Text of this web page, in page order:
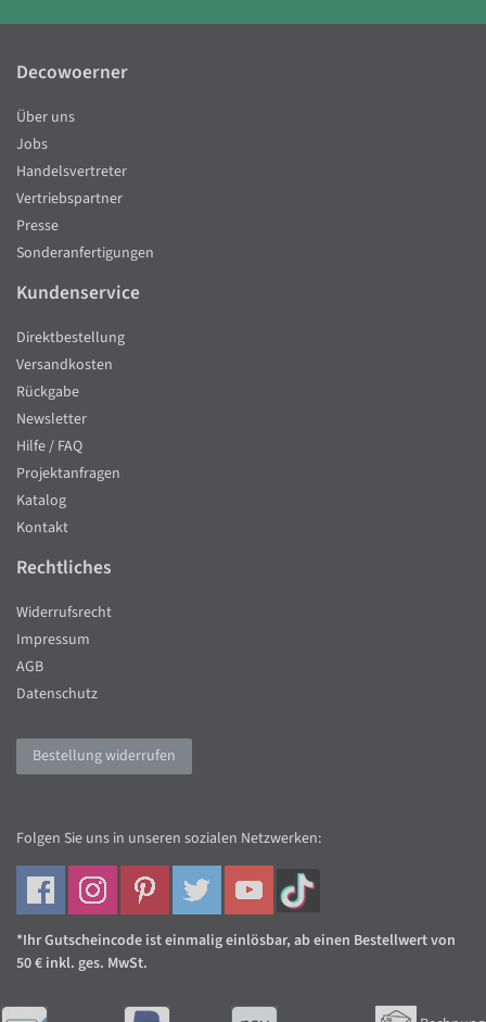
Decowoerner
Über uns
Jobs
Handelsvertreter
Vertriebspartner
Presse
Sonderanfertigungen
Kundenservice
Direktbestellung
Versandkosten
Rückgabe
Newsletter
Hilfe / FAQ
Projektanfragen
Katalog
Kontakt
Rechtliches
Widerrufsrecht
Impressum
AGB
Datenschutz
Bestellung widerrufen
Folgen Sie uns in unseren sozialen Netzwerken:
*Ihr Gutscheincode ist einmalig einlösbar, ab einen Bestellwert von
50 € inkl. ges. MwSt.